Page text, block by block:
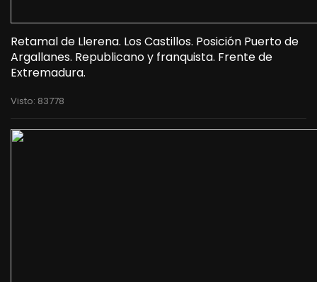
Retamal de Llerena. Los Castillos. Posición Puerto de
Argallanes. Republicano y franquista. Frente de
Extremadura.
Visto: 83778